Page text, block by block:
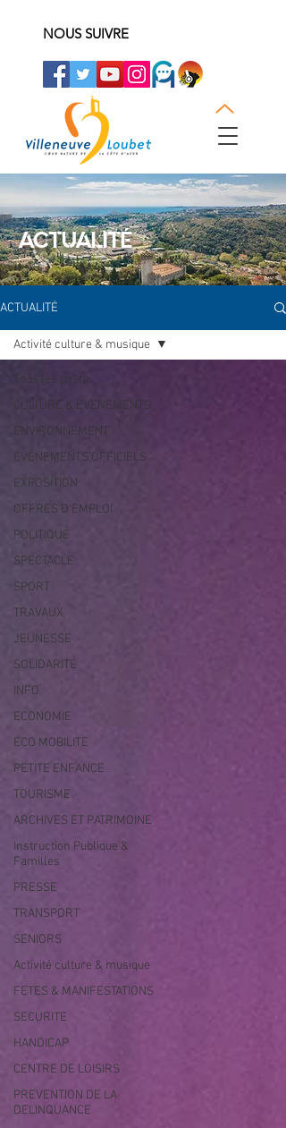
NOUS SUIVRE
ACTUALITÉ
ACTUALITÉ
Tous les posts
CULTURE & EVENEMENTS
ENVIRONNEMENT
ÉVÉNEMENTS OFFICIELS
EXPOSITION
OFFRES D'EMPLOI
POLITIQUE
SPECTACLE
SPORT
TRAVAUX
JEUNESSE
SOLIDARITÉ
INFO
ECONOMIE
ECO MOBILITE
PETITE ENFANCE
TOURISME
ARCHIVES ET PATRIMOINE
Instruction Publique &
Familles
PRESSE
TRANSPORT
SENIORS
Activité culture & musique
FETES & MANIFESTATIONS
SECURITE
HANDICAP
CENTRE DE LOISIRS
PREVENTION DE LA
DELINQUANCE
Activité culture & musique